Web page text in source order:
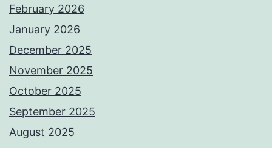
February 2026
January 2026
December 2025
November 2025
October 2025
September 2025
August 2025